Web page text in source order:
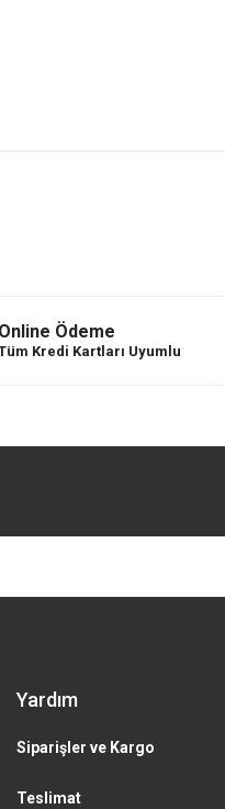
Online Ödeme
Kredi Kartları Uyumlu
Yardım
Siparişler ve Kargo
Teslimat